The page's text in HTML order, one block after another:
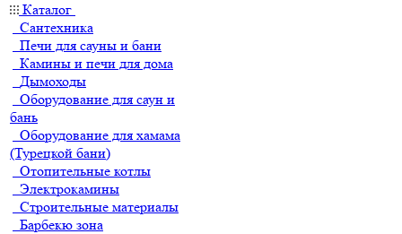
Каталог
Сантехника
Печи для сауны и бани
Камины и печи для дома
Дымоходы
Оборудование для саун и
бань
Оборудование для хамама
(Турецкой бани)
Отопительные котлы
Электрокамины
Строительные материалы
Барбекю зона